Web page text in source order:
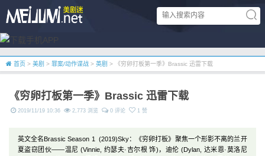
首页 > 美剧 > 罪案/动作谍战 > 英剧 > 《穷卵打板第一季》Brassic 迅雷下载
《穷卵打板第一季》Brassic 迅雷下载
2019/11/19 10:36 2,773 浏览 0 评论 1 赞
英文全名Brassic Season 1 (2019)Sky：《穷卵打板》聚焦一个形影不离的兰开
夏盗窃团伙——温尼 (Vinnie, 约瑟夫·吉尔根 饰)，迪伦 (Dylan, 达米恩·莫洛尼